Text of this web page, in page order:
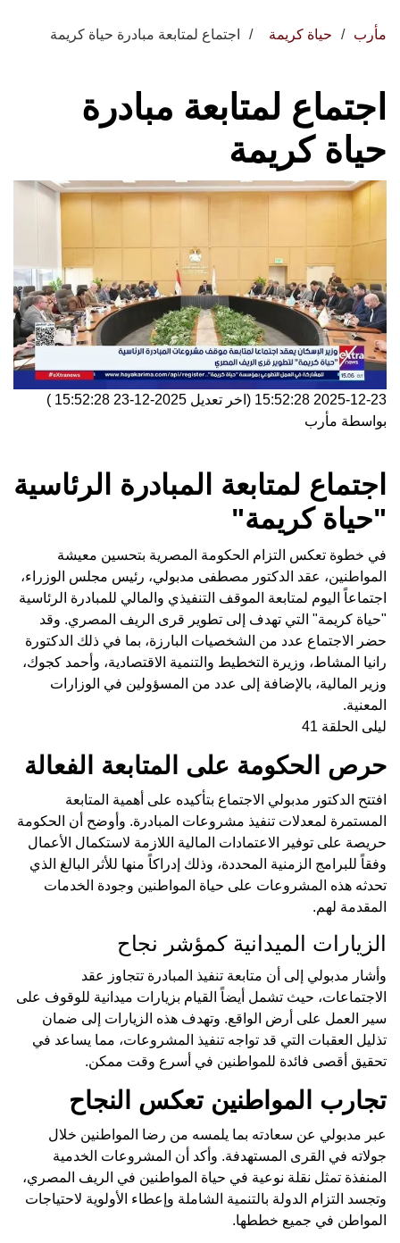
مأرب حياة كريمة اجتماع لمتابعة مبادرة حياة كريمة
اجتماع لمتابعة مبادرة
حياة كريمة
2025-12-23 15:52:28 (اخر تعديل 2025-12-23 15:52:28
)
بواسطة مأرب
اجتماع لمتابعة المبادرة الرئاسية
"حياة كريمة"
في خطوة تعكس التزام الحكومة المصرية بتحسين معيشة
المواطنين، عقد الدكتور مصطفى مدبولي، رئيس مجلس الوزراء،
اجتماعاً اليوم لمتابعة الموقف التنفيذي والمالي للمبادرة الرئاسية
"حياة كريمة" التي تهدف إلى تطوير قرى الريف المصري. وقد
حضر الاجتماع عدد من الشخصيات البارزة، بما في ذلك الدكتورة
رانيا المشاط، وزيرة التخطيط والتنمية الاقتصادية، وأحمد كجوك،
وزير المالية، بالإضافة إلى عدد من المسؤولين في الوزارات
المعنية.
ليلى الحلقة 41
حرص الحكومة على المتابعة الفعالة
افتتح الدكتور مدبولي الاجتماع بتأكيده على أهمية المتابعة
المستمرة لمعدلات تنفيذ مشروعات المبادرة. وأوضح أن الحكومة
حريصة على توفير الاعتمادات المالية اللازمة لاستكمال الأعمال
وفقاً للبرامج الزمنية المحددة، وذلك إدراكاً منها للأثر البالغ الذي
تحدثه هذه المشروعات على حياة المواطنين وجودة الخدمات
المقدمة لهم.
الزيارات الميدانية كمؤشر نجاح
وأشار مدبولي إلى أن متابعة تنفيذ المبادرة تتجاوز عقد
الاجتماعات، حيث تشمل أيضاً القيام بزيارات ميدانية للوقوف على
سير العمل على أرض الواقع. وتهدف هذه الزيارات إلى ضمان
تذليل العقبات التي قد تواجه تنفيذ المشروعات، مما يساعد في
تحقيق أقصى فائدة للمواطنين في أسرع وقت ممكن.
تجارب المواطنين تعكس النجاح
عبر مدبولي عن سعادته بما يلمسه من رضا المواطنين خلال
جولاته في القرى المستهدفة. وأكد أن المشروعات الخدمية
المنفذة تمثل نقلة نوعية في حياة المواطنين في الريف المصري،
وتجسد التزام الدولة بالتنمية الشاملة وإعطاء الأولوية لاحتياجات
المواطن في جميع خططها.